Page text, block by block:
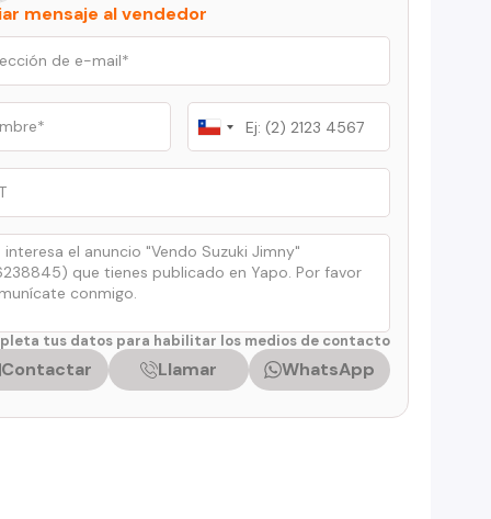
mensaje al vendedor
Chile
+56
tus datos para habilitar los medios de contacto
Contactar Llamar WhatsApp